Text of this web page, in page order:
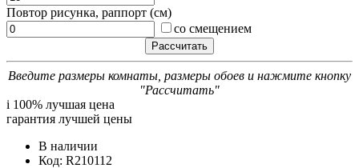
Повтор рисунка, раппорт (см)
со смещением
Введите размеры комнаты, размеры обоев и нажмите кнопку
"Рассчитать"
i 100% лучшая цена
гарантия лучшей цены
В наличии
Код: R210112